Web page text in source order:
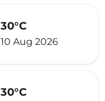
30°C
10 Aug 2026
30°C